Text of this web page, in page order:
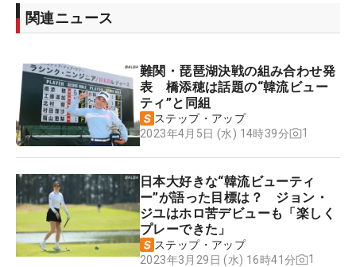
関連ニュース
難関・琵琶湖決戦の組み合わせ発
表 橋添穂は話題の“韓流ビュー
ティ”と同組
ステップ・アップ
2023年4月5日 (水) 14時39分
1
日本大好きな“韓流ビューティ
ー”が語った目標は？ ジョン・
ジユはホロ苦デビューも「楽しく
プレーできた」
ステップ・アップ
2023年3月29日 (水) 16時41分
1